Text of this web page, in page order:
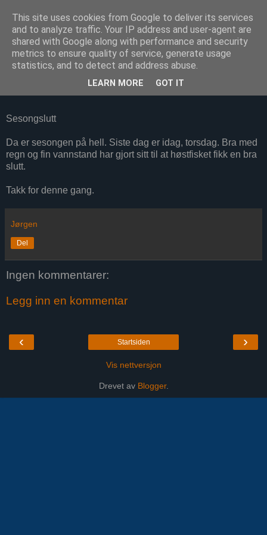
Sesongslutt
Da er sesongen på hell. Siste dag er idag, torsdag. Bra med
regn og fin vannstand har gjort sitt til at høstfisket fikk en bra
slutt.
Takk for denne gang.
Jørgen
Del
Ingen kommentarer:
Legg inn en kommentar
‹ ›
Startsiden
Vis nettversjon
Drevet av Blogger.
This site uses cookies from Google to deliver its services
and to analyze traffic. Your IP address and user-agent are
shared with Google along with performance and security
metrics to ensure quality of service, generate usage
statistics, and to detect and address abuse.
LEARN MORE GOT IT